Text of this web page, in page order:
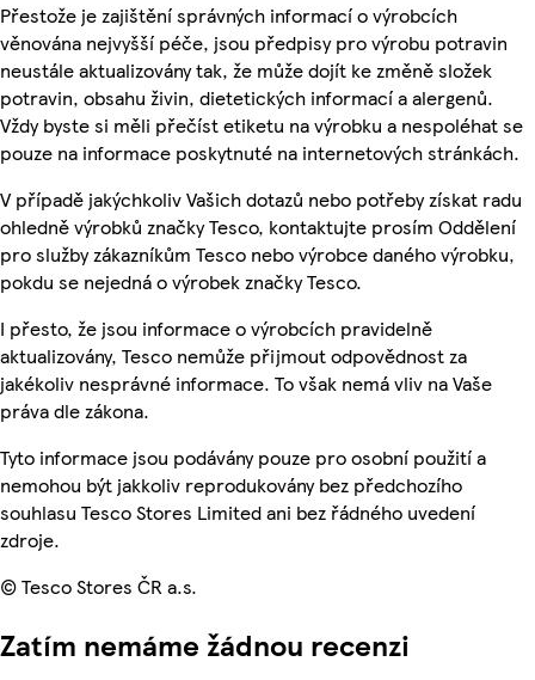
Přestože je zajištění správných informací o výrobcích
věnována nejvyšší péče, jsou předpisy pro výrobu potravin
neustále aktualizovány tak, že může dojít ke změně složek
potravin, obsahu živin, dietetických informací a alergenů.
Vždy byste si měli přečíst etiketu na výrobku a nespoléhat se
pouze na informace poskytnuté na internetových stránkách.
V případě jakýchkoliv Vašich dotazů nebo potřeby získat radu
ohledně výrobků značky Tesco, kontaktujte prosím Oddělení
pro služby zákazníkům Tesco nebo výrobce daného výrobku,
pokdu se nejedná o výrobek značky Tesco.
I přesto, že jsou informace o výrobcích pravidelně
aktualizovány, Tesco nemůže přijmout odpovědnost za
jakékoliv nesprávné informace. To však nemá vliv na Vaše
práva dle zákona.
Tyto informace jsou podávány pouze pro osobní použití a
nemohou být jakkoliv reprodukovány bez předchozího
souhlasu Tesco Stores Limited ani bez řádného uvedení
zdroje.
© Tesco Stores ČR a.s.
Zatím nemáme žádnou recenzi